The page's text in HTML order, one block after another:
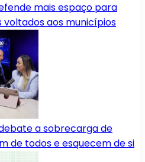
mais espaço para
aos municípios
a sobrecarga de
de todos e esquecem de si